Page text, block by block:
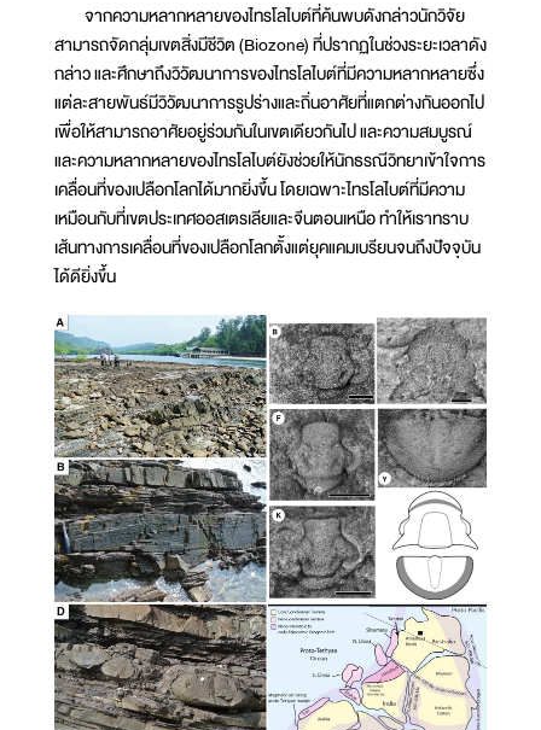
จากความหลากหลายของไทรโลไบต์ที่ค้นพบดังกล่าวนักวิจัย
สามารถจัดกลุ่มเขตสิ่งมีชีวิต (Biozone) ที่ปรากฏในช่วงระยะเวลาดัง
กล่าว และศึกษาถึงวิวัฒนาการของไทรโลไบต์ที่มีความหลากหลายซึ่ง
แต่ละสายพันธ์มีวิวัฒนาการรูปร่างและถิ่นอาศัยที่แตกต่างกันออกไป
เพื่อให้สามารถอาศัยอยู่ร่วมกันในเขตเดียวกันไป และความสมบูรณ์
และความหลากหลายของไทรโลไบต์ยังช่วยให้นักธรณีวิทยาเข้าใจการ
เคลื่อนที่ของเปลือกโลกได้มากยิ่งขึ้น โดยเฉพาะไทรโลไบต์ที่มีความ
เหมือนกับที่เขตประเทศออสเตรเลียและจีนตอนเหนือ ทำให้เราทราบ
เส้นทางการเคลื่อนที่ของเปลือกโลกตั้งแต่ยุคแคมเบรียนจนถึงปัจจุบัน
ได้ดียิ่งขึ้น